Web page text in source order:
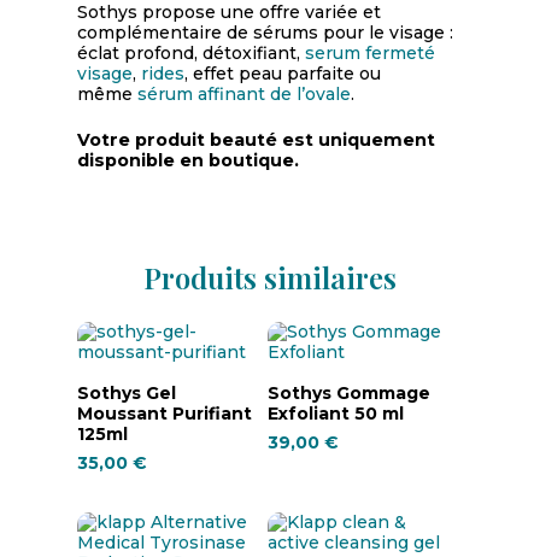
Sothys propose une offre variée et
complémentaire de sérums pour le visage :
éclat profond, détoxifiant, serum fermeté
visage, rides, effet peau parfaite ou
même sérum affinant de l’ovale.
Votre produit beauté est uniquement
disponible en boutique.
Produits similaires
Ajouter Au Panier
Sothys Gel
Moussant Purifiant
125ml
35,00 €
Ajouter Au Panier
Sothys Gommage
Exfoliant 50 ml
39,00 €